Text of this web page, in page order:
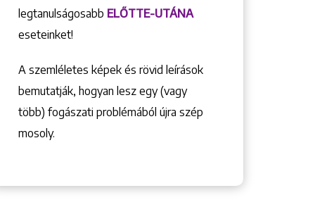
legtanulságosabb ELŐTTE-UTÁNA
eseteinket!
A szemléletes képek és rövid leírások
bemutatják, hogyan lesz egy (vagy
több) fogászati problémából újra szép
mosoly.